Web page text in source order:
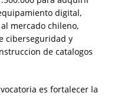
digital,
mercado chileno,
ciberseguridad y
de catalogos
es fortalecer la